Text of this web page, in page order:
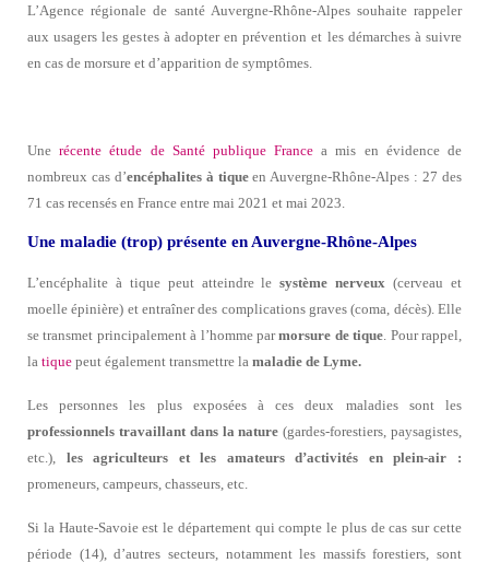
L’Agence régionale de santé Auvergne-Rhône-Alpes souhaite rappeler
aux usagers les gestes à adopter en prévention et les démarches à suivre
en cas de morsure et d’apparition de symptômes.
Unerécente étude de Santé publique France a mis en évidence de
nombreux cas d’encéphalites à tiqueen Auvergne-Rhône-Alpes : 27 des
71 cas recensés en France entre mai 2021 et mai 2023.
Une maladie (trop) présente en Auvergne-Rhône-Alpes
L’encéphalite à tique peut atteindre lesystème nerveux (cerveau et
moelle épinière) et entraîner des complications graves (coma, décès). Elle
se transmet principalement à l’homme parmorsure de tique . Pour rappel,
la tique peut également transmettre la maladie de Lyme.
Les personnes les plus exposées à ces deux maladies sont les
professionnels travaillant dans la nature(gardes-forestiers, paysagistes,
etc.), les agriculteurs et les amateurs d’activités en plein-air :
promeneurs, campeurs, chasseurs, etc.
Si la Haute-Savoie est le département qui compte le plus de cas sur cette
période (14), d’autres secteurs, notamment les massifs forestiers, sont